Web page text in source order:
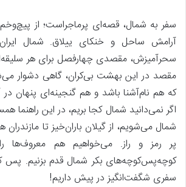
سفر به شمال، قصه‌ای پرماجراست؛ از
آرامش ساحل و خنکای ییلاق. شمال
سحرآمیزش، مقصدی چهارفصل برای هر
مقصد در این بهشت بی‌کران، گاهی دشوار
که هم نام‌آشنا باشد و هم گنجینه‌ای پنهان
اگر نمی‌دانید شمال کجا بریم، در این راهنما
شمال می‌شویم، از گیلان باران‌خیز تا
پر رمز و راز. می‌خواهیم هم معروف‌ها
کوچه‌پس‌کوچه‌های بکر شمال قدم بزنیم. پس
سفری شگفت‌انگیز در پیش داریم!